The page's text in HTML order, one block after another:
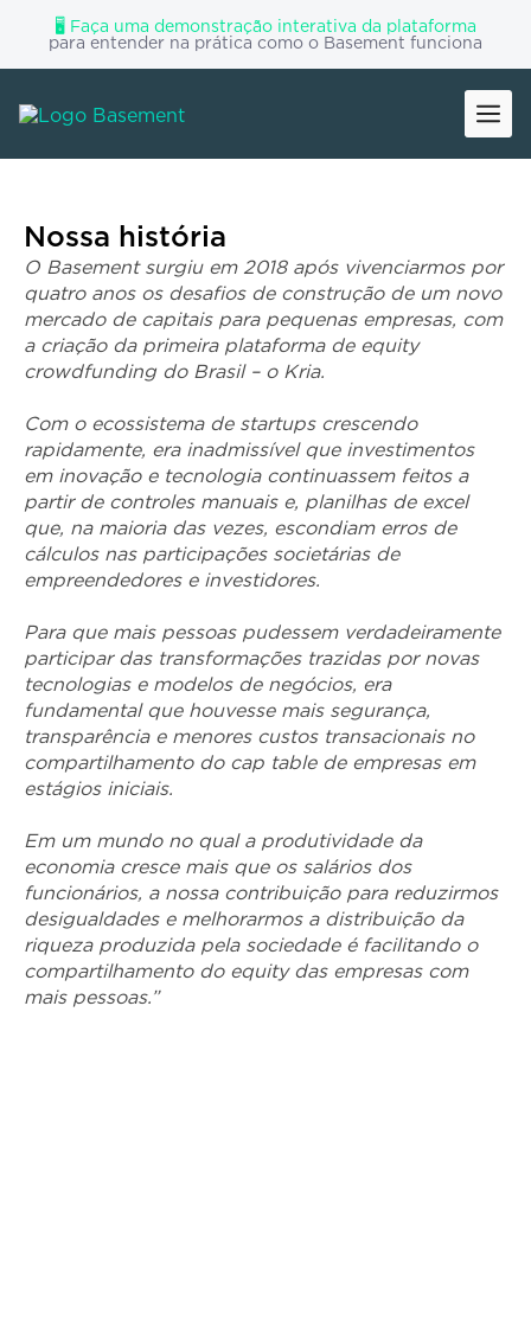
🖥️ Faça uma demonstração interativa da plataforma
para entender na prática como o Basement funciona
Nossa história
O Basement surgiu em 2018 após vivenciarmos por
quatro anos os desafios de construção de um novo
mercado de capitais para pequenas empresas, com
a criação da primeira plataforma de equity
crowdfunding do Brasil – o Kria.
Com o ecossistema de startups crescendo
rapidamente, era inadmissível que investimentos
em inovação e tecnologia continuassem feitos a
partir de controles manuais e, planilhas de excel
que, na maioria das vezes, escondiam erros de
cálculos nas participações societárias de
empreendedores e investidores.
Para que mais pessoas pudessem verdadeiramente
participar das transformações trazidas por novas
tecnologias e modelos de negócios, era
fundamental que houvesse mais segurança,
transparência e menores custos transacionais no
compartilhamento do cap table de empresas em
estágios iniciais.
Em um mundo no qual a produtividade da
economia cresce mais que os salários dos
funcionários, a nossa contribuição para reduzirmos
desigualdades e melhorarmos a distribuição da
riqueza produzida pela sociedade é facilitando o
compartilhamento do equity das empresas com
mais pessoas.”